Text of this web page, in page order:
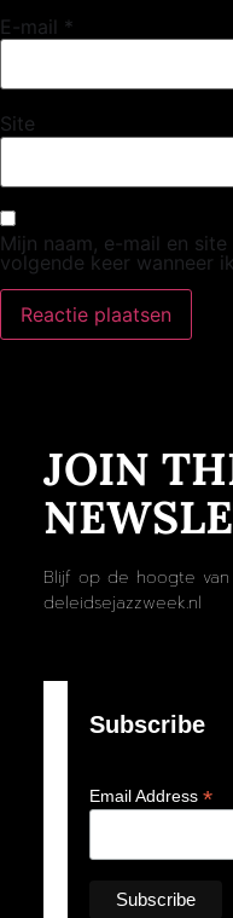
E-mail *
Site
Mijn naam, e-mail en
volgende keer wanneer
JOIN
Blijf op de hoogte
deleidsejazzweek.nl
Subscribe
Email Address *